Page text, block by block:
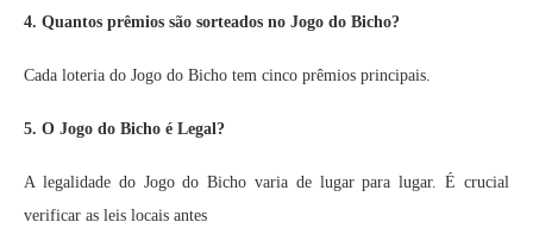
4. Quantos prêmios são sorteados no Jogo do Bicho?
Cada loteria do Jogo do Bicho tem cinco prêmios principais.
5. O Jogo do Bicho é Legal?
A legalidade do Jogo do Bicho varia de lugar para lugar. É crucial
verificar as leis locais antes